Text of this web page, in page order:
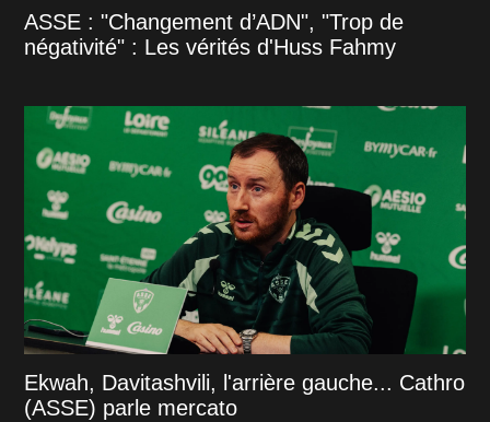
ASSE : "Changement d’ADN", "Trop de
négativité" : Les vérités d'Huss Fahmy
Ekwah, Davitashvili, l'arrière gauche... Cathro
(ASSE) parle mercato